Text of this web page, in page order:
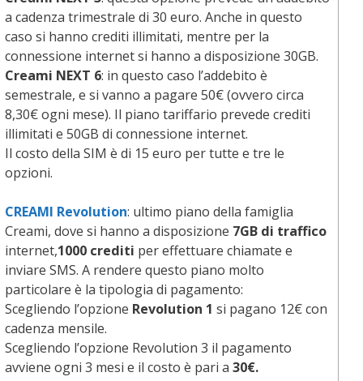
a cadenza trimestrale di 30 euro. Anche in questo
caso si hanno crediti illimitati, mentre per la
connessione internet si hanno a disposizione 30GB.
Creami NEXT 6: in questo caso l’addebito è
semestrale, e si vanno a pagare 50€ (ovvero circa
8,30€ ogni mese). Il piano tariffario prevede crediti
illimitati e 50GB di connessione internet.
Il costo della SIM è di 15 euro per tutte e tre le
opzioni.
CREAMI Revolution: ultimo piano della famiglia
Creami, dove si hanno a disposizione 7GB di traffico
internet,1000 crediti per effettuare chiamate e
inviare SMS. A rendere questo piano molto
particolare è la tipologia di pagamento:
Scegliendo l’opzione Revolution 1 si pagano 12€ con
cadenza mensile.
Scegliendo l’opzione Revolution 3 il pagamento
avviene ogni 3 mesi e il costo è pari a 30€.